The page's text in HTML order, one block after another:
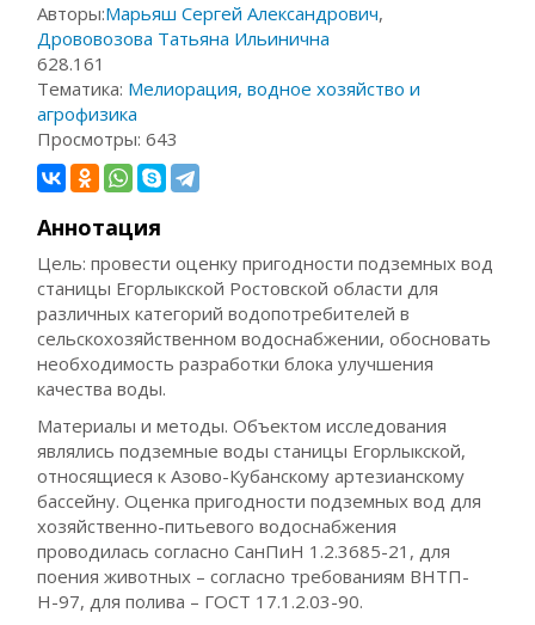
Авторы:Марьяш Сергей Александрович,
Дрововозова Татьяна Ильинична
628.161
Тематика: Мелиорация, водное хозяйство и
агрофизика
Просмотры:643
Аннотация
Цель: провести оценку пригодности подземных вод
станицы Егорлыкской Ростовской области для
различных категорий водопотребителей в
сельскохозяйственном водоснабжении, обосновать
необходимость разработки блока улучшения
качества воды.
Материалы и методы. Объектом исследования
являлись подземные воды станицы Егорлыкской,
относящиеся к Азово-Кубанскому артезианскому
бассейну. Оценка пригодности подземных вод для
хозяйственно-питьевого водоснабжения
проводилась согласно СанПиН 1.2.3685-21, для
поения животных – согласно требованиям ВНТП-
Н-97, для полива – ГОСТ 17.1.2.03-90.